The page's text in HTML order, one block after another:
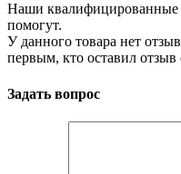
Наши квалифицированные
помогут.
У данного товара нет
первым, кто оставил отзыв
Задать вопрос